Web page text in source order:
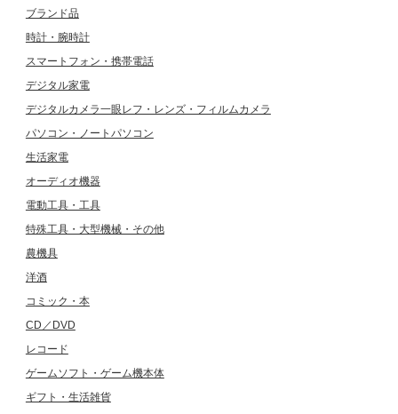
ブランド品
時計・腕時計
スマートフォン・携帯電話
デジタル家電
デジタルカメラ一眼レフ・レンズ・フィルムカメラ
パソコン・ノートパソコン
生活家電
オーディオ機器
電動工具・工具
特殊工具・大型機械・その他
農機具
洋酒
コミック・本
CD／DVD
レコード
ゲームソフト・ゲーム機本体
ギフト・生活雑貨